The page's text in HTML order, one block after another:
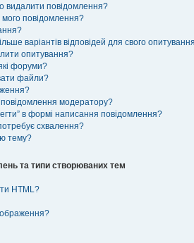
видалити повідомлення?
мого повідомлення?
варіантів відповідей для свого
опитування?
форуми?
файли?
модератору?
в формі написання повідомлення?
схвалення?
тему?
та типи створюваних тем
HTML?